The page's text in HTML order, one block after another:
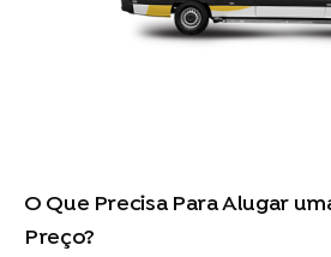
O Que Precisa Para Alugar
Preço?